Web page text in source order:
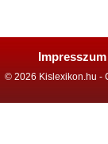
Impresszum
© 2026 Kislexikon.hu -